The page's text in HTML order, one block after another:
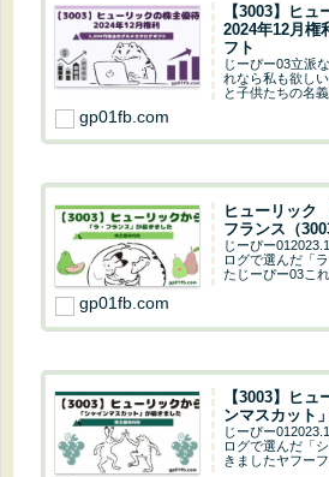
【3003】ヒ
2024年12月権
フト
じーぴー03立派
れなら私も欲し
と子供たちの名
ログは3つ貰え
るのだ〜株主優
gp01fb.com
ヒューリック
フランス（
じーぴー
ログで選んだ「
たじーぴー03こ
シャインマスカ
gp01fb.com
【3003】ヒ
ンマスカット
じーぴー
ログで選んだ「
きましたヤフー